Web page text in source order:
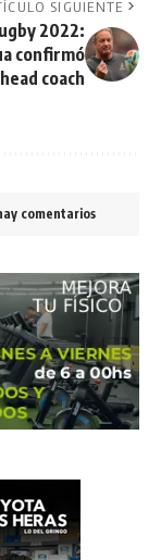
SIGUIENTE
2022:
confirmó
coach
comentarios